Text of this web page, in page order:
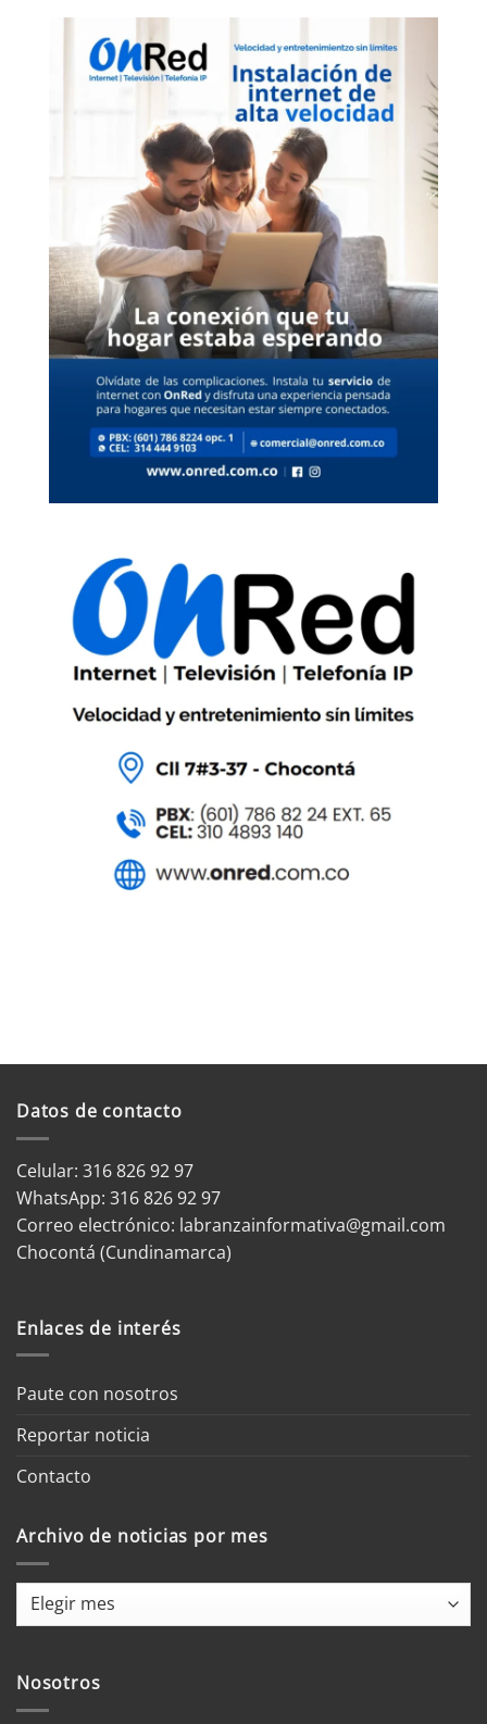
Datos de contacto
Celular: 316 826 92 97
WhatsApp: 316 826 92 97
Correo electrónico: labranzainformativa@gmail.com
Chocontá (Cundinamarca)
Enlaces de interés
Paute con nosotros
Reportar noticia
Contacto
Archivo de noticias por mes
Archivo
mes
Nosotros